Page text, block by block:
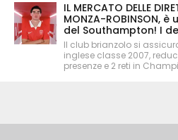
IL MERCATO DELLE
MONZA-ROBINSON,
del Southampton! I
Il club brianzolo si
inglese classe 2007,
presenze e 2 reti in